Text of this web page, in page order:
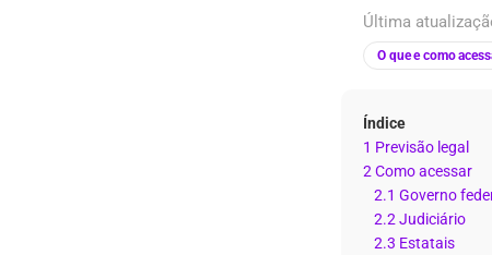
Última
O que e como
Índice
1 Previsão legal
2 Como acessar
2.1 Governo
2.2 Judiciário
2.3 Estatais